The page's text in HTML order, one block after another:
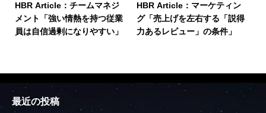
HBR Article：チームマネジ
メント「強い情熱を持つ従業
員は自信過剰になりやすい」
HBR Article：マーケティン
グ「売上げを左右する「説得
力あるレビュー」の条件」
最近の投稿